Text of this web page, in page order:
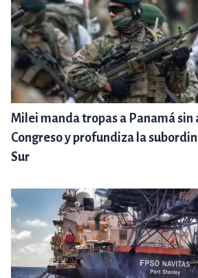
Milei manda tropas a Panamá sin
Congreso y profundiza la
Sur